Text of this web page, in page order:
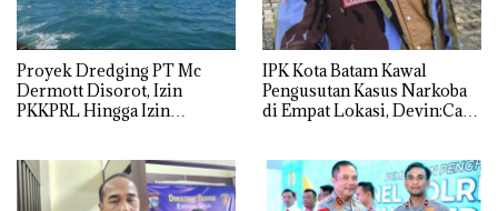
Proyek Dredging PT Mc
Dermott Disorot, Izin
PKKPRL Hingga Izin
IPK Kota Batam Kawal
Pengusutan Kasus Narkoba
di Empat Lokasi, Devin:Cari